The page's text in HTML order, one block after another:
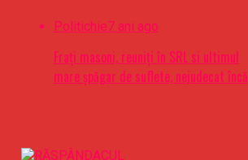
Politichie7 ani ago
Frați masoni, reuniți în SRL si ultimul
mare șpăgar de suflete, nejudecat încă